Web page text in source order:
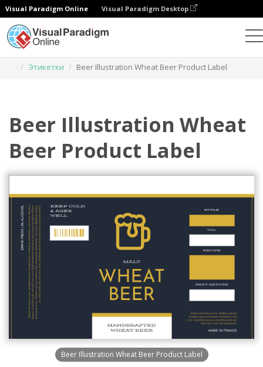
Visual Paradigm Online Visual Paradigm Desktop
Этикетки
Beer Illustration Wheat Beer Product Label
Beer Illustration Wheat
Beer Product Label
Beer Illustration Wheat Beer Product Label